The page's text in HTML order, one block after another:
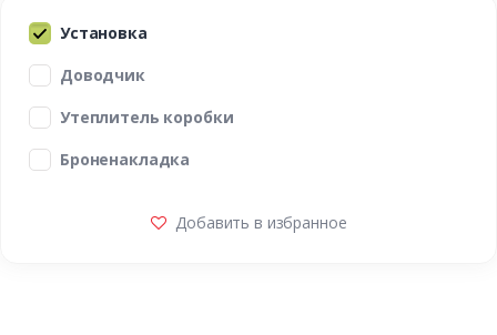
Установка
Доводчик
Утеплитель коробки
Броненакладка
Добавить в избранное